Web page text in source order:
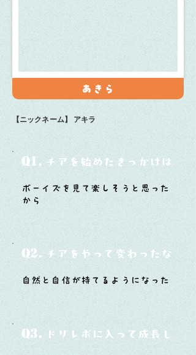
あきら
【ニックネーム】 アキラ
Q1. チアを始めたきっかけは？
ボーイズを見て楽しそうと思った
から
Q2. チアをやって変わったなと思
自然と自信が持てるようになった
Q3. ドリレボに入って成長した